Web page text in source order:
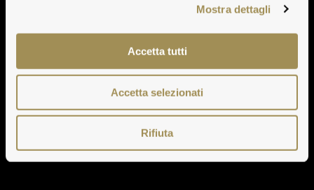
Mostra dettagli
Accetta tutti
Accetta selezionati
Rifiuta